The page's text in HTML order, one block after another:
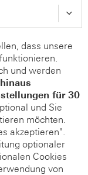
dass unsere
und werden
für 30
und Sie
möchten.
akzeptieren".
optionaler
Cookies
von